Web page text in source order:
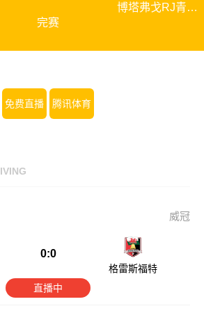
完赛
博塔弗戈RJ青年
免费直播 腾讯体育
威冠
0:0
格雷斯福特
直播中